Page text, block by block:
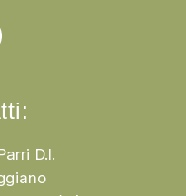
D.I.